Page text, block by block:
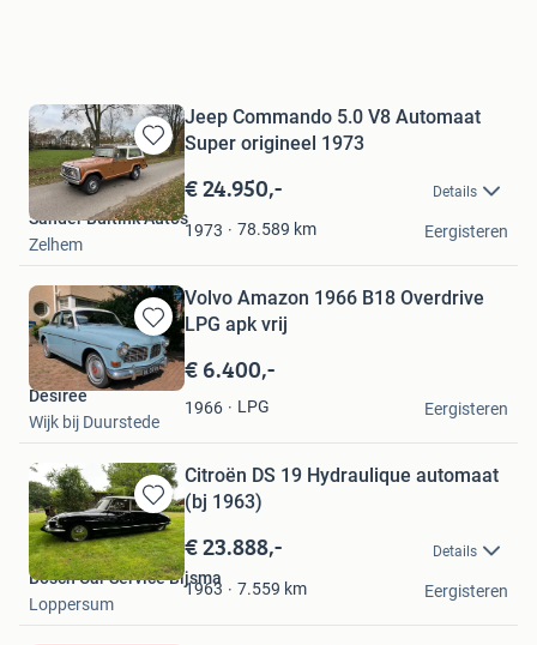
Bewaren
in
Mijn
Favorieten
Jeep Commando 5.0 V8 Automaat
Super origineel 1973
€ 24.950,- Details
1973 78.589 km
Sander Buitink Auto's
Zelhem
Eergisteren
Bewaren
in
Mijn
Favorieten
Volvo Amazon 1966 B18 Overdrive
LPG apk vrij
€ 6.400,-
1966 LPG
Desiree
Wijk bij Duurstede
Eergisteren
Bewaren
in
Mijn
Favorieten
Citroën DS 19 Hydraulique automaat
(bj 1963)
€ 23.888,- Details
1963 7.559 km
Bosch Car Service Bijsma
Loppersum
Eergisteren